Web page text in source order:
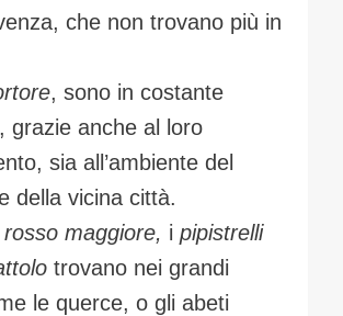
che non trovano più in
, sono in costante
grazie anche al loro
sia all’ambiente del
della vicina città.
maggiore, i pipistrelli
trovano nei grandi
le querce, o gli abeti